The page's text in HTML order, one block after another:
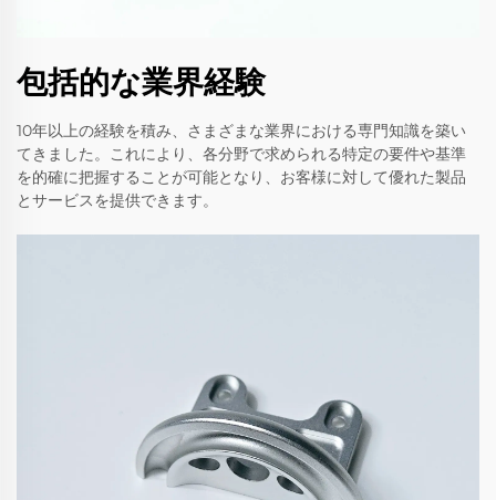
包括的な業界経験
10年以上の経験を積み、さまざまな業界における専門知識を築い
てきました。これにより、各分野で求められる特定の要件や基準
を的確に把握することが可能となり、お客様に対して優れた製品
とサービスを提供できます。